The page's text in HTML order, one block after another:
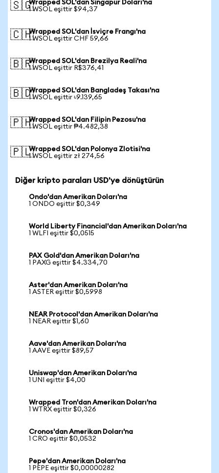
🇸🇬Wrapped SOL'dan Singapur Doları'na
1 WSOL eşittir $94,37
🇨🇭Wrapped SOL'dan İsviçre Frangı'na
1 WSOL eşittir CHF 59,66
🇧🇷Wrapped SOL'dan Brezilya Reali'na
1 WSOL eşittir R$376,41
🇧🇩Wrapped SOL'dan Bangladeş Takası'na
1 WSOL eşittir ৳9.139,65
🇵🇭Wrapped SOL'dan Filipin Pezosu'na
1 WSOL eşittir ₱4.482,38
🇵🇱Wrapped SOL'dan Polonya Zlotisi'na
1 WSOL eşittir zł 274,56
Diğer kripto paraları USD'ye dönüştürün
Ondo'dan Amerikan Doları'na
1 ONDO eşittir $0,349
World Liberty Financial'dan Amerikan Doları'na
1 WLFI eşittir $0,0515
PAX Gold'dan Amerikan Doları'na
1 PAXG eşittir $4.334,70
Aster'dan Amerikan Doları'na
1 ASTER eşittir $0,5998
NEAR Protocol'dan Amerikan Doları'na
1 NEAR eşittir $1,60
Aave'dan Amerikan Doları'na
1 AAVE eşittir $89,57
Uniswap'dan Amerikan Doları'na
1 UNI eşittir $4,00
Wrapped Tron'dan Amerikan Doları'na
1 WTRX eşittir $0,326
Cronos'dan Amerikan Doları'na
1 CRO eşittir $0,0532
Pepe'dan Amerikan Doları'na
1 PEPE eşittir $0,00000282